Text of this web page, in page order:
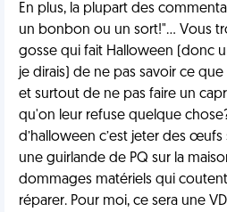
En plus, la plupart des
un bonbon ou un sort!"... Vous
gosse qui fait Halloween (donc
je dirais) de ne pas savoir ce que
et surtout de ne pas faire un
qu'on leur refuse quelque
d’halloween c’est jeter des
une guirlande de PQ sur la
dommages matériels qui
réparer. Pour moi, ce sera une